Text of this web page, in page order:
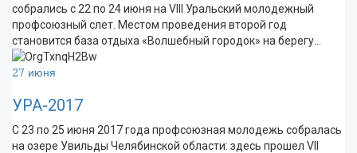
собрались с 22 по 24 июня на VIII Уральский молодежный
профсоюзный слет. Местом проведения второй год
становится база отдыха «Волшебный городок» на берегу…
27 июня
УРА-2017
С 23 по 25 июня 2017 года профсоюзная молодежь собралась
на озере Увильды Челябинской области: здесь прошел VII